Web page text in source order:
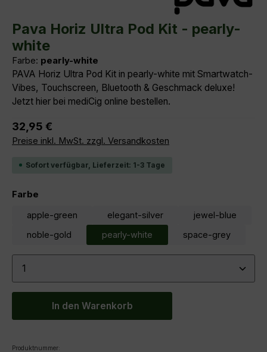
Durchschnittliche Bewertung von 5 von 5 Sternen
Pava Horiz Ultra Pod Kit - pearly-
white
Farbe: pearly-white
PAVA Horiz Ultra Pod Kit in pearly-white mit Smartwatch-
Vibes, Touchscreen, Bluetooth & Geschmack deluxe!
Jetzt hier bei mediCig online bestellen.
Regulärer Preis:
32,95 €
Preise inkl. MwSt. zzgl. Versandkosten
Sofort verfügbar, Lieferzeit: 1-3 Tage
Farbe
apple-green elegant-silver
jewel-blue
noble-gold
pearly-white space-grey
Produkt Anzahl: Gib den gewünschten Wert ein
In den Warenkorb
Produktnummer: